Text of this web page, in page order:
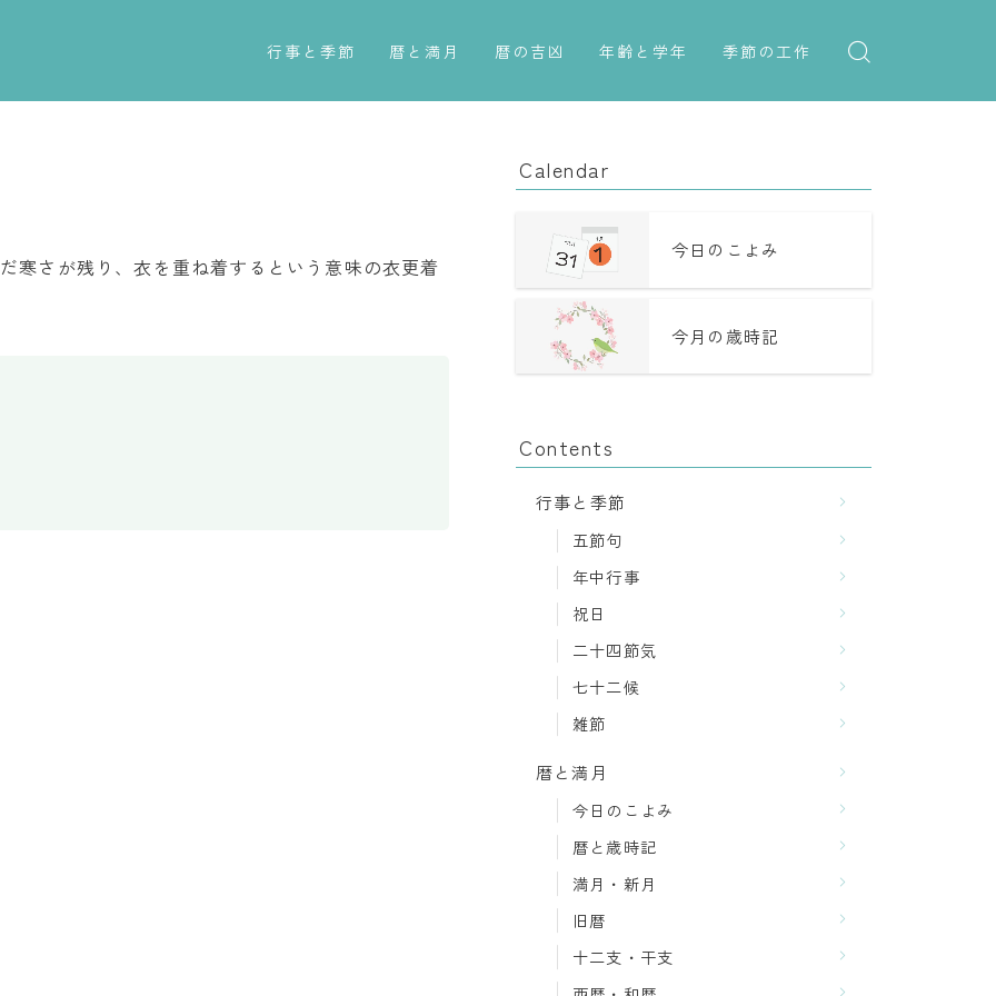
行事と季節
五節句
暦と満月
今日のこよみ
暦の吉凶
吉日・縁起の良い日
二十八宿
二十七宿
誕生シンボル
年齢と学年
年齢・干支
厄年
長寿のお祝い
季節の工作
紋切り遊び
寒さが残り、衣を重ね着するという意味の衣更着
Calendar
今日のこよみ
今月の歳時記
Contents
行事と季節
五節句
年中行事
祝日
二十四節気
七十二候
雑節
暦と満月
今日のこよみ
暦と歳時記
満月・新月
旧暦
十二支・干支